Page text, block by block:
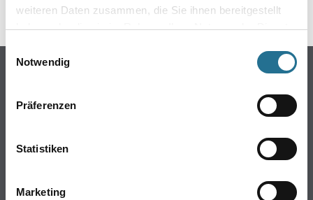
weiteren Daten zusammen, die Sie ihnen bereitgestellt
haben oder die sie im Rahmen Ihrer Nutzung der Dienste
Einwilligungsauswahl
Notwendig
Präferenzen
Statistiken
Marketing
Online-Shop
Putze- und Spachtelmassen
Wand- & Deckenbeläge